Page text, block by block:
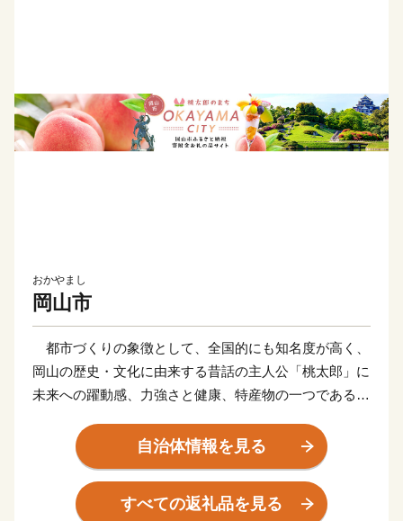
おかやまし
岡山市
都市づくりの象徴として、全国的にも知名度が高く、
岡山の歴史・文化に由来する昔話の主人公「桃太郎」に
未来への躍動感、力強さと健康、特産物の一つである白
行政が一体となってまちづくりに取り組んでいます。
＜岡山市のプロフィール＞
旭川と吉井川が瀬戸内海に注ぐ岡山平野の中央に位置
自治体情報を見る
すべての返礼品を見る